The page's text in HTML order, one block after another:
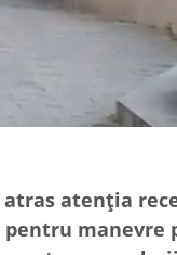
atras atenția